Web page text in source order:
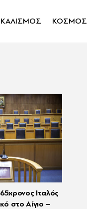
ΚΟΣΜΟΣ
Ιταλός
στο Αίγιο –